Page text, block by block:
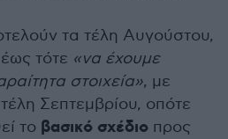
τα τέλη Αυγούστου,
τότε «να έχουμε
στοιχεία», με
Σεπτεμβρίου, οπότε
το βασικό σχέδιο προς